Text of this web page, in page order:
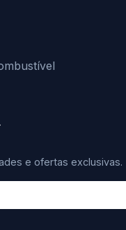
e ofertas exclusivas.